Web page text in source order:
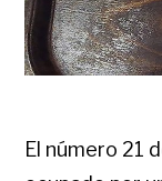
El número 21